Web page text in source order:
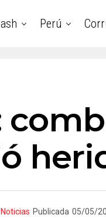
Perú
Publicada 05/05/